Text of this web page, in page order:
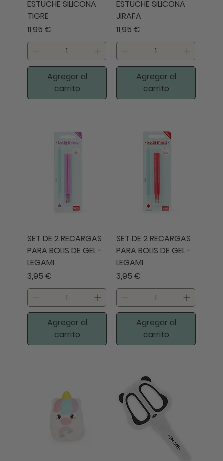
ESTUCHE SILICONA
TIGRE
Precio
11,95 €
Agregar al
carrito
ESTUCHE SILICONA
JIRAFA
Precio
11,95 €
Agregar al
carrito
SET DE 2 RECARGAS
PARA BOLIS DE GEL -
LEGAMI
Precio
3,95 €
Agregar al
carrito
SET DE 2 RECARGAS
PARA BOLIS DE GEL -
LEGAMI
Precio
3,95 €
Agregar al
carrito